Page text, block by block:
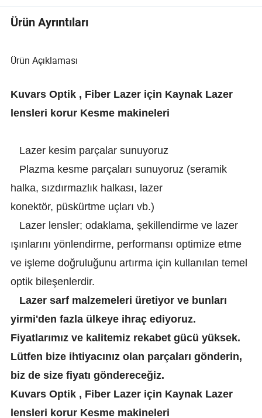
Ürün Ayrıntıları
Ürün Açıklaması
Kuvars Optik , Fiber Lazer için Kaynak Lazer
lensleri korur Kesme makineleri
Lazer kesim parçalar sunuyoruz
Plazma kesme parçaları sunuyoruz (seramik
halka, sızdırmazlık halkası, lazer
konektör, püskürtme uçları vb.)
Lazer lensler; odaklama, şekillendirme ve lazer
ışınlarını yönlendirme, performansı optimize etme
ve işleme doğruluğunu artırma için kullanılan temel
optik bileşenlerdir.
Lazer sarf malzemeleri üretiyor ve bunları
yirmi'den fazla ülkeye ihraç ediyoruz.
Fiyatlarımız ve kalitemiz rekabet gücü yüksek.
Lütfen bize ihtiyacınız olan parçaları gönderin,
biz de size fiyatı göndereceğiz.
Kuvars Optik , Fiber Lazer için Kaynak Lazer
lensleri korur Kesme makineleri